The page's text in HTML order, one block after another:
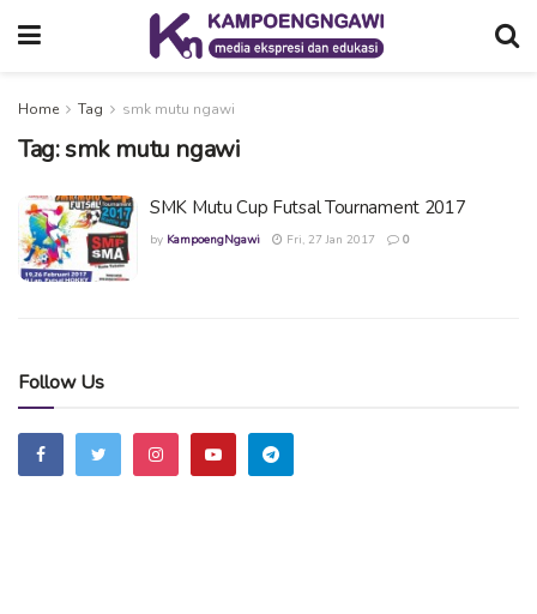
Home Tag smk mutu ngawi
Tag:smk mutu ngawi
SMK Mutu Cup Futsal Tournament 2017
by KampoengNgawi Fri, 27 Jan 2017 0
Follow Us